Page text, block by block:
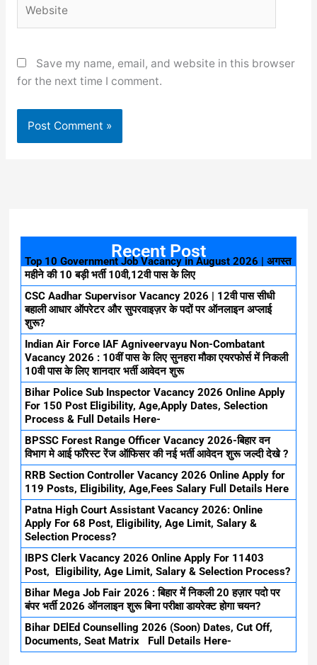
Save my name, email, and website in this browser
for the next time I comment.
Recent Post
Top 10 Government Job Vacancy in August 2026 | अगस्त
महीने की 10 बड़ी भर्ती 10वी,12वी पास के लिए
CSC Aadhar Supervisor Vacancy 2026 | 12वी पास सीधी
बहाली आधार ऑपरेटर और सुपरवाइज़र के पदों पर ऑनलाइन अप्लाई
शुरू?
Indian Air Force IAF Agniveervayu Non-Combatant
Vacancy 2026 : 10वीं पास के लिए सुनहरा मौका एयरफोर्स में निकली
10वी पास के लिए शानदार भर्ती आवेदन शुरू
Bihar Police Sub Inspector Vacancy 2026 Online Apply
For 150 Post Eligibility, Age,Apply Dates, Selection
Process & Full Details Here-
BPSSC Forest Range Officer Vacancy 2026-बिहार वन
विभाग मे आई फॉरेस्ट रेंज ऑफिसर की नई भर्ती आवेदन शुरू जल्दी देखे ?
RRB Section Controller Vacancy 2026 Online Apply for
119 Posts, Eligibility, Age,Fees Salary Full Details Here
Patna High Court Assistant Vacancy 2026: Online
Apply For 68 Post, Eligibility, Age Limit, Salary &
Selection Process?
IBPS Clerk Vacancy 2026 Online Apply For 11403
Post, Eligibility, Age Limit, Salary & Selection Process?
Bihar Mega Job Fair 2026 : बिहार में निकली 20 हज़ार पदो पर
बंपर भर्ती 2026 ऑनलाइन शुरू बिना परीक्षा डायरेक्ट होगा चयन?
Bihar DElEd Counselling 2026 (Soon) Dates, Cut Off,
Documents, Seat Matrix Full Details Here-